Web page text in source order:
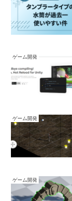
ゲーム開発
ゲーム開発
ゲーム開発